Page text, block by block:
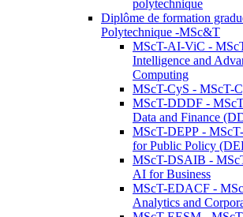
polytechnique
Diplôme de formation
Polytechnique -MSc&T
MScT-AI-ViC -
Intelligence and
Computing
MScT-CyS - MScT-
MScT-DDDF -
Data and Finance
MScT-DEPP -
for Public Policy
MScT-DSAIB -
AI for Business
MScT-EDACF -
Analytics and